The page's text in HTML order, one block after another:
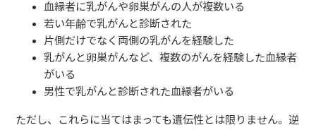
血縁者に乳がんや卵巣がんの人が複数いる
若い年齢で乳がんと診断された
片側だけでなく両側の乳がんを経験した
乳がんと卵巣がんなど、複数のがんを経験した血縁者
がいる
男性で乳がんと診断された血縁者がいる
ただし、これらに当てはまっても遺伝性とは限りません。逆